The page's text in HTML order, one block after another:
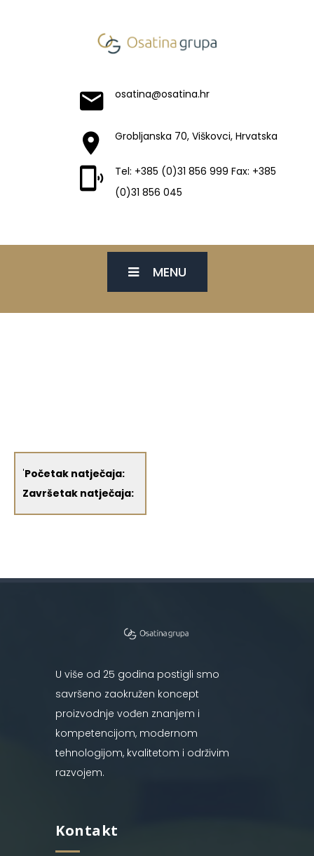
osatina@osatina.hr
Grobljanska 70, Viškovci, Hrvatska
Tel: +385 (0)31 856 999 Fax: +385
(0)31 856 045
MENU
'Početak natječaja:
Završetak natječaja:
U više od 25 godina postigli smo
savršeno zaokružen koncept
proizvodnje vođen znanjem i
kompetencijom, modernom
tehnologijom, kvalitetom i održivim
razvojem.
Kontakt